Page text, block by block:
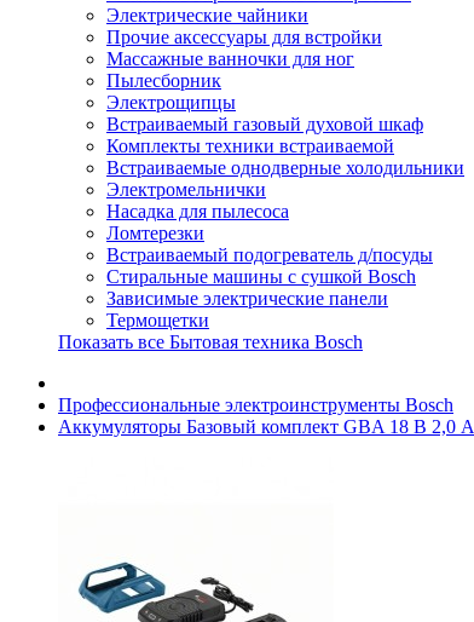
Электрические чайники
Прочие аксессуары для встройки
Массажные ванночки для ног
Пылесборник
Электрощипцы
Встраиваемый газовый духовой шкаф
Комплекты техники встраиваемой
Встраиваемые однодверные холодильники
Электромельнички
Насадка для пылесоса
Ломтерезки
Встраиваемый подогреватель д/посуды
Стиральные машины с сушкой Bosch
Зависимые электрические панели
Термощетки
Показать все Бытовая техника Bosch
Профессиональные электроинструменты Bosch
Аккумуляторы Базовый комплект GBA 18 В 2,0